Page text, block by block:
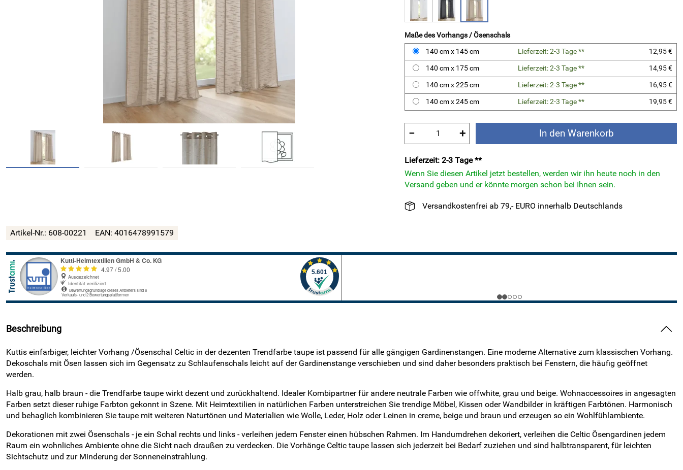
Maße des Vorhangs / Ösenschals
140 cm x 145 cm
Lieferzeit: 2-3 Tage **
12,95 €
140 cm x 175 cm
Lieferzeit: 2-3 Tage **
14,95 €
140 cm x 225 cm
Lieferzeit: 2-3 Tage **
16,95 €
140 cm x 245 cm
Lieferzeit: 2-3 Tage ** 19,95 €
− + In den Warenkorb
Lieferzeit: 2-3 Tage **
Wenn Sie diesen Artikel jetzt bestellen, werden wir ihn heute noch in den
Versand geben und er könnte morgen schon bei Ihnen sein.
Versandkostenfrei ab 79,- EURO innerhalb Deutschlands
Artikel-Nr.: 608-00221 EAN: 4016478991579
Beschreibung
Kuttis einfarbiger, leichter Vorhang /Ösenschal Celtic in der dezenten Trendfarbe taupe ist passend für alle gängigen Gardinenstangen. Eine moderne Alternative zum klassischen Vorhang.
Dekoschals mit Ösen lassen sich im Gegensatz zu Schlaufenschals leicht auf der Gardinenstange verschieben und sind daher besonders praktisch bei Fenstern, die häufig geöffnet
werden.
Halb grau, halb braun - die Trendfarbe taupe wirkt dezent und zurückhaltend. Idealer Kombipartner für andere neutrale Farben wie offwhite, grau und beige. Wohnaccessoires in angesagten
Farben setzt dieser ruhige Farbton gekonnt in Szene. Mit Heimtextilien in natürlichen Farben unterstreichen Sie trendige Möbel, Kissen oder Wandbilder in kräftigen Farbtönen. Harmonisch
und behaglich kombinieren Sie taupe mit weiteren Naturtönen und Materialien wie Wolle, Leder, Holz oder Leinen in creme, beige und braun und erzeugen so ein Wohlfühlambiente.
Dekorationen mit zwei Ösenschals - je ein Schal rechts und links - verleihen jedem Fenster einen hübschen Rahmen. Im Handumdrehen dekoriert, verleihen die Celtic Ösengardinen jedem
Raum ein wohnliches Ambiente ohne die Sicht nach draußen zu verdecken. Die Vorhänge Celtic taupe lassen sich jederzeit bei Bedarf zuziehen und sind halbtransparent, für leichten
Sichtschutz und zur Minderung der Sonneneinstrahlung.